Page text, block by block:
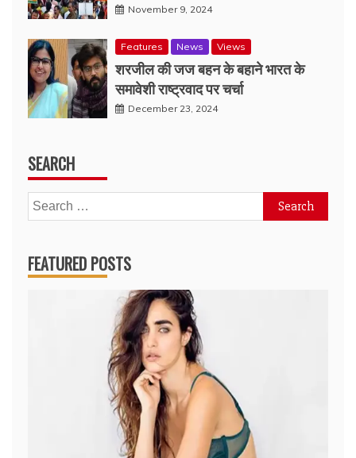
November 9, 2024
Features News Views
शरजील की जज बहन के बहाने भारत के
समावेशी राष्ट्रवाद पर चर्चा
December 23, 2024
SEARCH
Search
for:
FEATURED POSTS